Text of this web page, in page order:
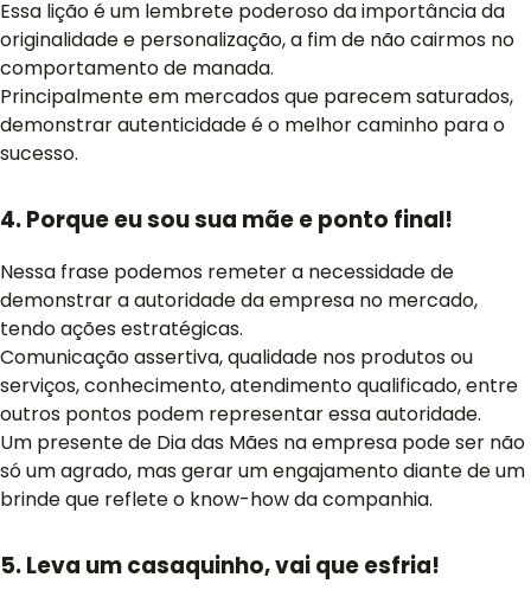
Essa lição é um lembrete poderoso da importância da
originalidade e personalização, a fim de não cairmos no
comportamento de manada.
Principalmente em mercados que parecem saturados,
demonstrar autenticidade é o melhor caminho para o
sucesso.
4. Porque eu sou sua mãe e ponto final!
Nessa frase podemos remeter a necessidade de
demonstrar a autoridade da empresa no mercado,
tendo ações estratégicas.
Comunicação assertiva, qualidade nos produtos ou
serviços, conhecimento, atendimento qualificado, entre
outros pontos podem representar essa autoridade.
Um presente de Dia das Mães na empresa pode ser não
só um agrado, mas gerar um engajamento diante de um
brinde que reflete o know-how da companhia.
5. Leva um casaquinho, vai que esfria!